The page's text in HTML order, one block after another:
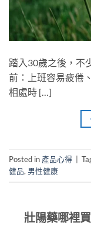
踏入30歲之後，不
前：上班容易疲倦
相處時 […]
Posted in 產品心得
健品, 男性健康
壯陽藥哪裡